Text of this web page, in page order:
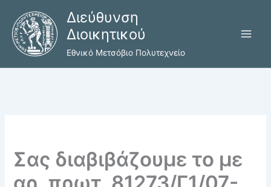
περιεχόμενο
Διεύθυνση
Διοικητικού
Εθνικό Μετσόβιο Πολυτεχνείο
Σας διαβιβάζουμε το με